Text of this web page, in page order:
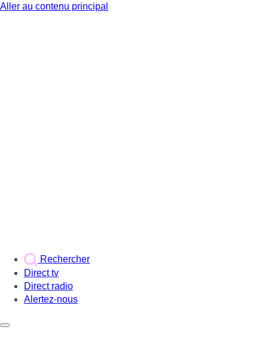
Aller au contenu principal
Rechercher
Direct tv
Direct radio
Alertez-nous